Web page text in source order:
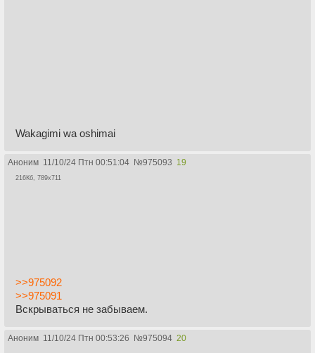
Wakagimi wa oshimai
Аноним 11/10/24 Птн 00:51:04 №975093 19
216Кб, 789x711
>>975092
>>975091
Вскрываться не забываем.
Аноним 11/10/24 Птн 00:53:26 №975094 20